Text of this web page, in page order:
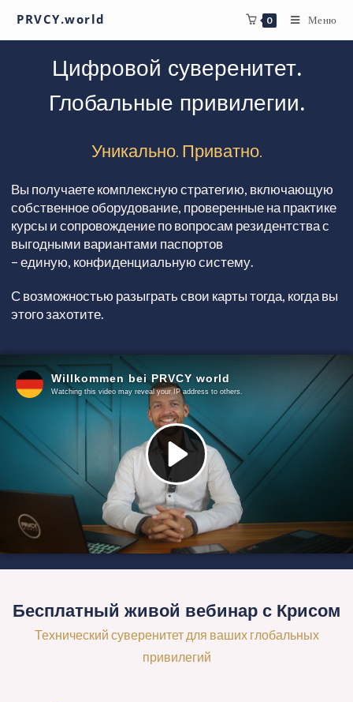
PRVCY.world 0 Меню
Цифровой суверенитет.
Глобальные привилегии.
Уникально. Приватно.
Вы получаете комплексную стратегию, включающую
собственное оборудование, проверенные на практике
курсы и сопровождение по вопросам резидентства с
выгодными вариантами паспортов
– единую, конфиденциальную систему.
С возможностью разыграть свои карты тогда, когда вы
этого захотите.
Бесплатный живой вебинар с Крисом
Технический суверенитет для ваших глобальных
привилегий